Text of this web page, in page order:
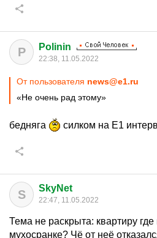
P Polinin
22:38, 11.05.2022
От пользователя news@e1.ru
«Не очень рад этому»
бедняга силком на Е1
S SkyNet
22:47, 11.05.2022
Тема не раскрыта: квартиру
мухосранке? Чё от неё